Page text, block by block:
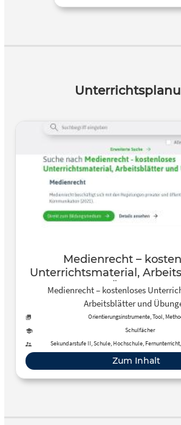
Medienrecht –
Unterrichtsmaterial,
Übungen
Medienrecht – kostenloses
Arbeitsblätter und
Orientierungsinstrumente, Tool,
Schulfächer
Sekundarstufe II, Schule, Hochschule,
Zum Inhalt